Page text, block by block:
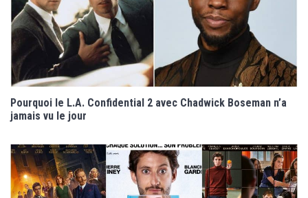
Pourquoi le L.A. Confidential 2 avec Chadwick Boseman n’a
jamais vu le jour